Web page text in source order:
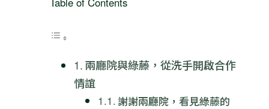
兩廳院與綠藤，從洗手開啟合作
情誼
謝謝兩廳院，看見綠藤的